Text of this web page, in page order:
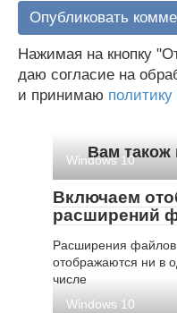
Нажимая на кнопку
даю согласие на
и принимаю
Вам також
Windows 10
Включаем
расширений
Расширения
отображаются ни в
числе
Windows 10